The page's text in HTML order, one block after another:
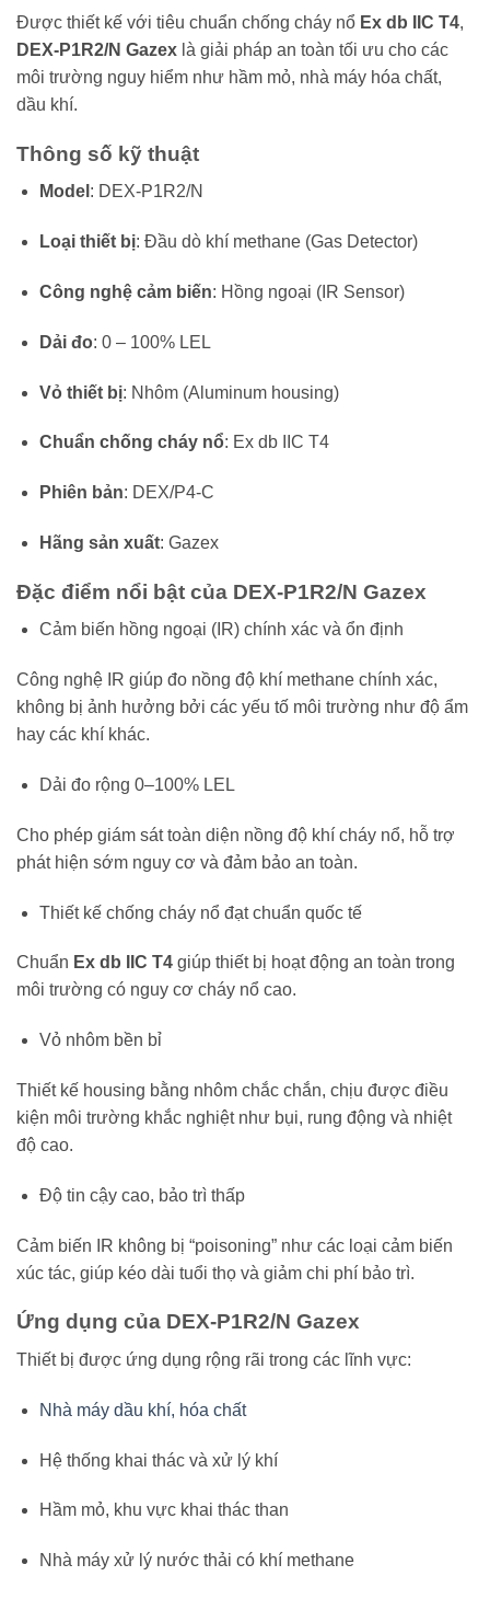
Được thiết kế với tiêu chuẩn chống cháy nổ Ex db IIC T4,
DEX-P1R2/N Gazex là giải pháp an toàn tối ưu cho các
môi trường nguy hiểm như hầm mỏ, nhà máy hóa chất,
dầu khí.
Thông số kỹ thuật
Model : DEX-P1R2/N
Loại thiết bị: Đầu dò khí methane (Gas Detector)
Công nghệ cảm biến: Hồng ngoại (IR Sensor)
Dải đo: 0 – 100% LEL
Vỏ thiết bị: Nhôm (Aluminum housing)
Chuẩn chống cháy nổ: Ex db IIC T4
Phiên bản: DEX/P4-C
Hãng sản xuất: Gazex
Đặc điểm nổi bật của DEX-P1R2/N Gazex
Cảm biến hồng ngoại (IR) chính xác và ổn định
Công nghệ IR giúp đo nồng độ khí methane chính xác,
không bị ảnh hưởng bởi các yếu tố môi trường như độ ẩm
hay các khí khác.
Dải đo rộng 0–100% LEL
Cho phép giám sát toàn diện nồng độ khí cháy nổ, hỗ trợ
phát hiện sớm nguy cơ và đảm bảo an toàn.
Thiết kế chống cháy nổ đạt chuẩn quốc tế
Chuẩn Ex db IIC T4 giúp thiết bị hoạt động an toàn trong
môi trường có nguy cơ cháy nổ cao.
Vỏ nhôm bền bỉ
Thiết kế housing bằng nhôm chắc chắn, chịu được điều
kiện môi trường khắc nghiệt như bụi, rung động và nhiệt
độ cao.
Độ tin cậy cao, bảo trì thấp
Cảm biến IR không bị “poisoning” như các loại cảm biến
xúc tác, giúp kéo dài tuổi thọ và giảm chi phí bảo trì.
Ứng dụng của DEX-P1R2/N Gazex
Thiết bị được ứng dụng rộng rãi trong các lĩnh vực:
Nhà máy dầu khí, hóa chất
Hệ thống khai thác và xử lý khí
Hầm mỏ, khu vực khai thác than
Nhà máy xử lý nước thải có khí methane